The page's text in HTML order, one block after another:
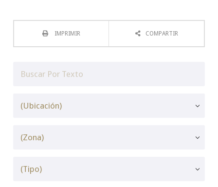
IMPRIMIR COMPARTIR